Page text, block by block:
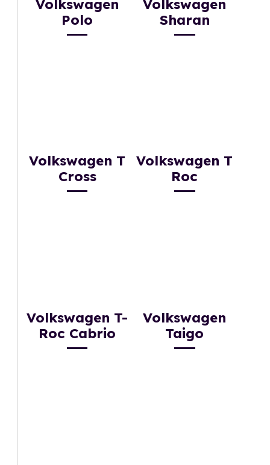
Volkswagen
Polo
Volkswagen
Sharan
Volkswagen T
Cross
Volkswagen T
Roc
Volkswagen T-
Roc Cabrio
Volkswagen
Taigo